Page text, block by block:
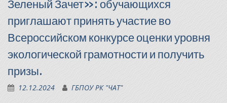
Зеленый Зачет»: обучающихся
приглашают принять участие во
Всероссийском конкурсе оценки уровня
экологической грамотности и получить
призы.
12.12.2024 ГБПОУ РК "ЧАТ"